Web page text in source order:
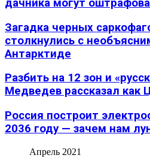
дачника могут
Загадка черных
столкнулись с
Антарктиде
Разбить на 12 зон и
Медведев рассказал как
Россия построит
2036 году — зачем нам
Апрель 2021